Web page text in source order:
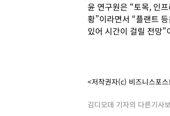
윤 연구원은 “토목, 인
황”이라면서 “플랜트
있어 시간이 걸릴 전망
<저작권자(c) 비즈니스포
김디모데 기자의 다른기사